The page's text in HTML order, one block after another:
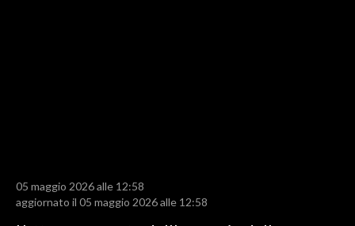
VOLLEY
MOTORI
05 maggio 2026 alle 12:58
aggiornato il 05 maggio 2026 alle 12:58